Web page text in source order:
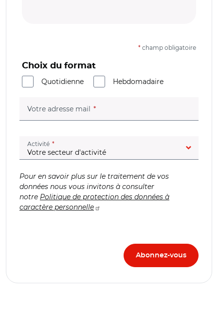
* champ obligatoire
Choix du format
Quotidienne
Hebdomadaire
Votre adresse mail (champ obligatoire)
Activité (champ obligatoire)
Pour en savoir plus sur le traitement de vos
données nous vous invitons à consulter
notre Politique de protection des données à
caractère personnelle